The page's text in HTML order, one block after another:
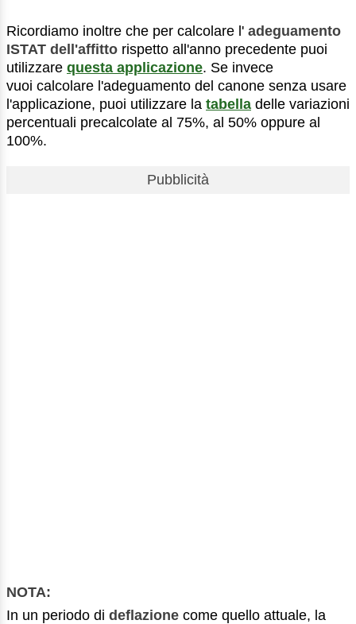
Ricordiamo inoltre che per calcolare l' adeguamento
ISTAT dell'affitto rispetto all'anno precedente puoi
utilizzare questa applicazione. Se invece
vuoi calcolare l'adeguamento del canone senza usare
l'applicazione, puoi utilizzare la tabella delle variazioni
percentuali precalcolate al 75%, al 50% oppure al
100%.
Pubblicità
NOTA:
In un periodo di deflazione come quello attuale, la